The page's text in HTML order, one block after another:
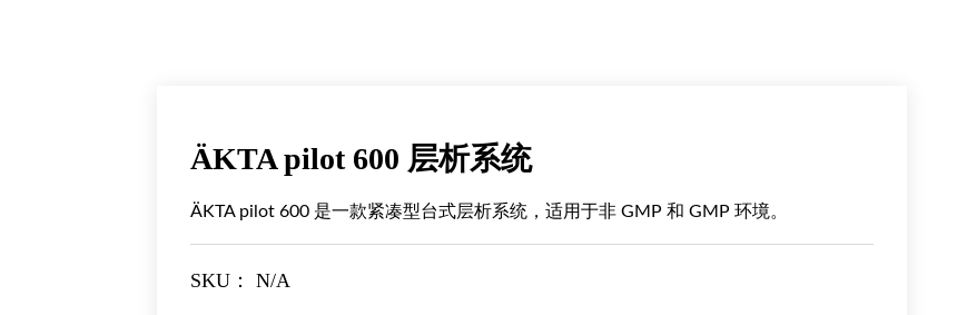
ÄKTA pilot 600 层析系统
ÄKTA pilot 600 是一款紧凑型台式层析系统，适用于非 GMP 和 GMP 环境。
SKU： N/A